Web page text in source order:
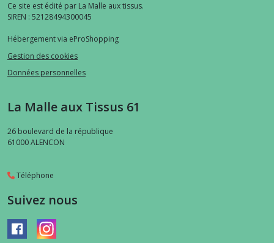
Ce site est édité par La Malle aux tissus.
SIREN : 52128494300045
Hébergement via eProShopping
Gestion des cookies
Données personnelles
La Malle aux Tissus 61
26 boulevard de la république
61000ALENCON
Téléphone
Suivez nous